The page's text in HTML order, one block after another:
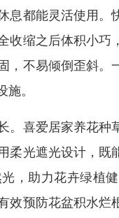
息都能灵活使用
收缩之后体积小
，不易倾倒歪斜
。
。喜爱居家养花
柔光遮光设计，
，助力花卉绿植
效预防花盆积水